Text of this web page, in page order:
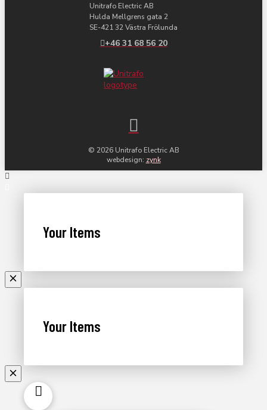
Unitrafo Electric AB
Hulda Mellgrens gata 2
SE-421 32 Västra Frölunda
+46 31 68 56 20
© 2026 Unitrafo Electric AB
webdesign: zynk
Your Items
Your Items